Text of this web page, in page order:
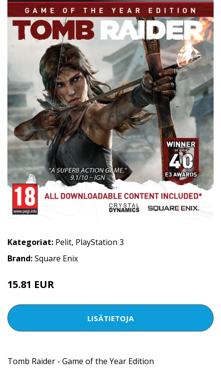
Kategoriat: Pelit, PlayStation 3
Brand:Square Enix
15.81 EUR
LISÄTIETOJA
Tomb Raider - Game of the Year Edition